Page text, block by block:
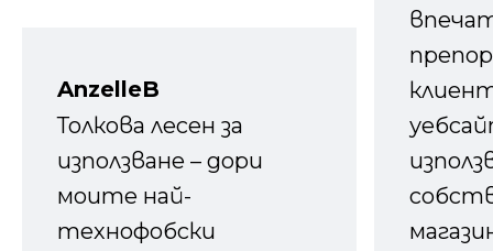
AnzelleB
Толкова лесен за
използване – дори
моите най-
технофобски